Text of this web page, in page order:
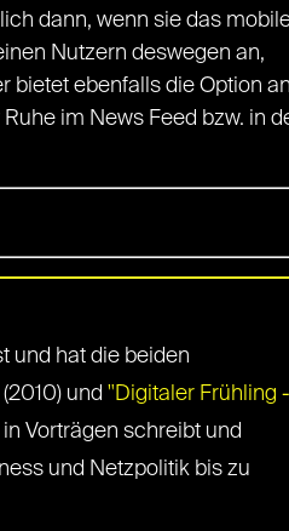
dann, wenn sie das
Nutzern deswegen an,
bietet ebenfalls die Option
im News Feed bzw. in
und hat die beiden
(2010) und "Digitaler Frühling -
in Vorträgen schreibt und
und Netzpolitik bis zu